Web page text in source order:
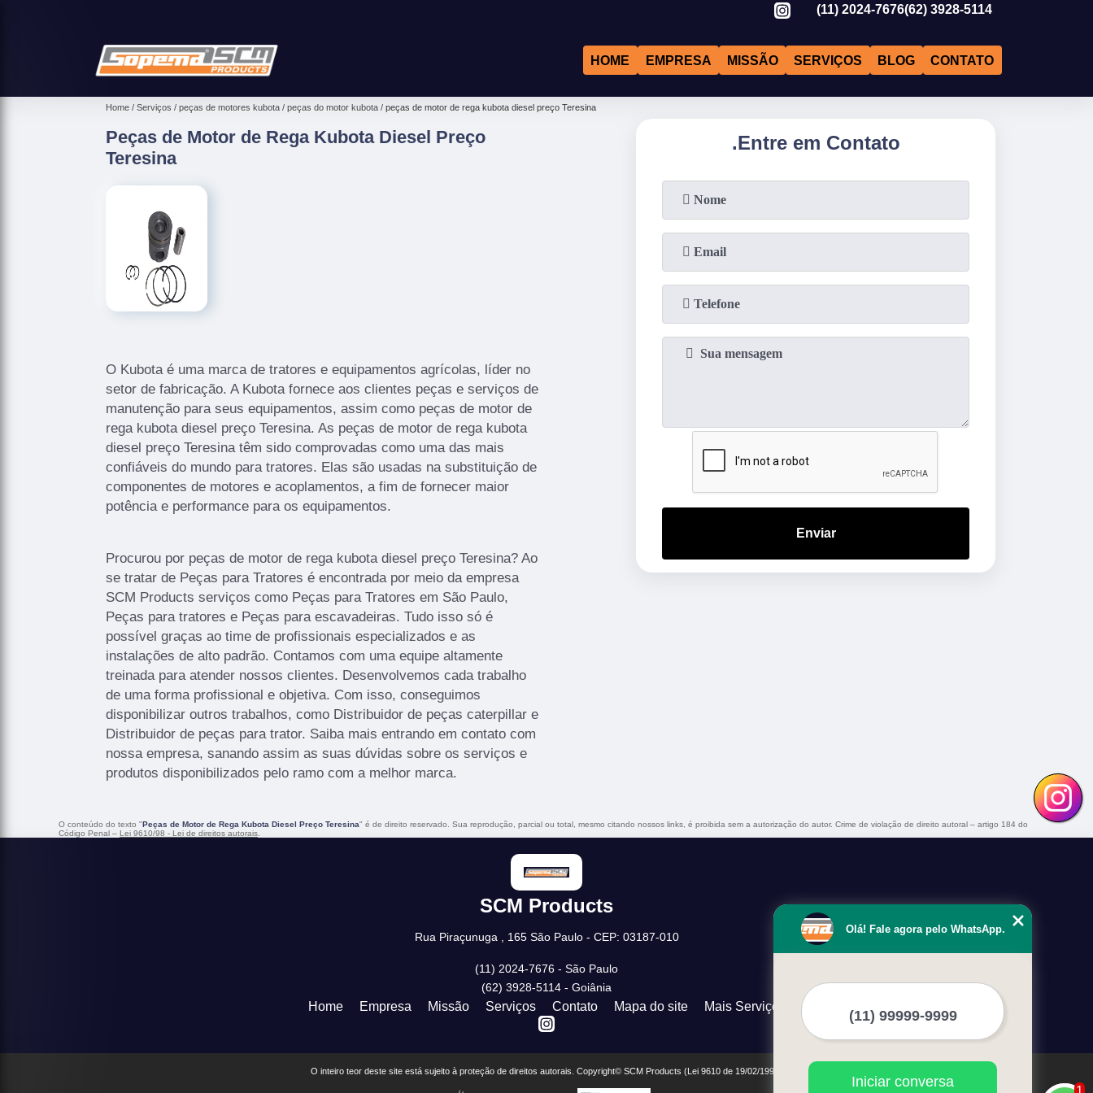
(11) 2024-7676(62) 3928-5114
HOME EMPRESA MISSÃO SERVIÇOS BLOG CONTATO
Home Serviços peças de motores kubota peças do motor kubota peças de motor de rega kubota diesel preço Teresina
Peças de Motor de Rega Kubota Diesel Preço
Teresina
O Kubota é uma marca de tratores e equipamentos agrícolas, líder no
setor de fabricação. A Kubota fornece aos clientes peças e serviços de
manutenção para seus equipamentos, assim como peças de motor de
rega kubota diesel preço Teresina. As peças de motor de rega kubota
diesel preço Teresina têm sido comprovadas como uma das mais
confiáveis do mundo para tratores. Elas são usadas na substituição de
componentes de motores e acoplamentos, a fim de fornecer maior
potência e performance para os equipamentos.
Procurou por peças de motor de rega kubota diesel preço Teresina? Ao
se tratar de Peças para Tratores é encontrada por meio da empresa
SCM Products serviços como Peças para Tratores em São Paulo,
Peças para tratores e Peças para escavadeiras. Tudo isso só é
possível graças ao time de profissionais especializados e as
instalações de alto padrão. Contamos com uma equipe altamente
treinada para atender nossos clientes. Desenvolvemos cada trabalho
de uma forma profissional e objetiva. Com isso, conseguimos
disponibilizar outros trabalhos, como Distribuidor de peças caterpillar e
Distribuidor de peças para trator. Saiba mais entrando em contato com
nossa empresa, sanando assim as suas dúvidas sobre os serviços e
produtos disponibilizados pelo ramo com a melhor marca.
.Entre em Contato
Enviar
O conteúdo do texto "Peças de Motor de Rega Kubota Diesel Preço Teresina" é de direito reservado. Sua reprodução, parcial ou total, mesmo citando nossos links, é proibida sem a autorização do autor. Crime de violação de direito autoral – artigo 184 do
Código Penal – Lei 9610/98 - Lei de direitos autorais.
SCM Products
Rua Piraçunuga , 165 São Paulo - CEP: 03187-010
(11) 2024-7676 - São Paulo
(62) 3928-5114 - Goiânia
Home Empresa Missão Serviços Contato Mapa do site Mais Serviços
O inteiro teor deste site está sujeito à proteção de direitos autorais. Copyright© SCM Products (Lei 9610 de 19/02/1998)
Olá! Fale agora pelo WhatsApp.
Iniciar conversa